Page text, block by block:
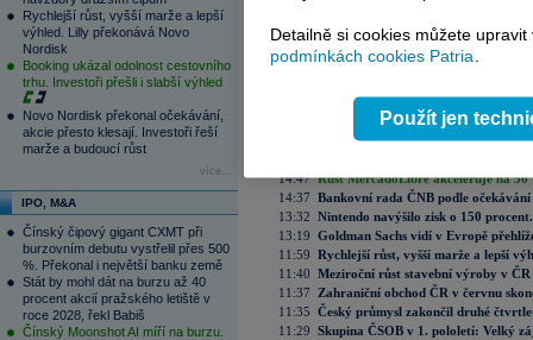
Rychlejší růst, vyšší marže a lepší
výhled. Lilly překonává Novo
Nordisk
Booking ukázal odolnost cestovního
trhu. Investoři přešli i slabší výhled
Novo Nordisk překonal očekávání,
akcie přesto klesají. Investoři řeší
marže a budoucí růst
více...
IPO, M&A
Čínský čipový gigant CXMT při
burzovním debutu vystřelil přes 500
%. Překonal i největší banku země
Stát by mohl dát na burzu až 40
procent akcií pražského letiště v
roce 2028, řekl Babiš
Čínský Moonshot AI míří na burzu.
bral s rezervou a na představě Italů, Řeků a
Aktuální komentáře
ČNB ve vyčkávacím režimu, zvýšení
14:47 Růst MercadoLibre akceleruje na
14:37 Bankovní rada ČNB podle
13:32 Nintendo navýšilo zisk o 150
13:19 Goldman Sachs vidí v Evropě
11:59 Rychlejší růst, vyšší marže a lepší
11:40 Meziroční růst stavební výroby v
11:37
Zahraniční obchod ČR v červnu
11:35 Český průmysl zakončil druhé
11:29 Skupina ČSOB v 1. pololetí: Velký
Detailně si cookies můžete
podmínkách cookies Patria.
Použít jen